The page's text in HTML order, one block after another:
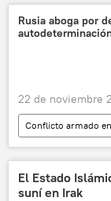
Rusia aboga por
22 de noviembre
Conflicto armado
noticias
El Estado
suní en Irak